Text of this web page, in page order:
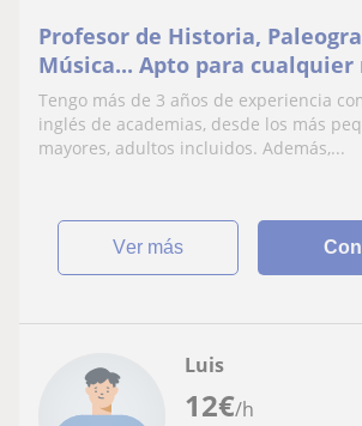
Profesor de Historia,
Música... Apto para
del ciclo escolar,
Tengo más de 3 años de experiencia
inglés de academias, desde los más
mayores, adultos incluidos. Además,...
ver más
12€/h
Luis